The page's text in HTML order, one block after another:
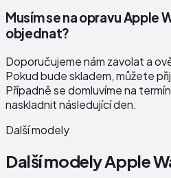
Musím se na opravu Apple
objednat?
Doporučujeme nám zavolat a
Pokud bude skladem, můžete
Případně se domluvíme na
naskladnit následující den.
Další modely
Další modelyApple